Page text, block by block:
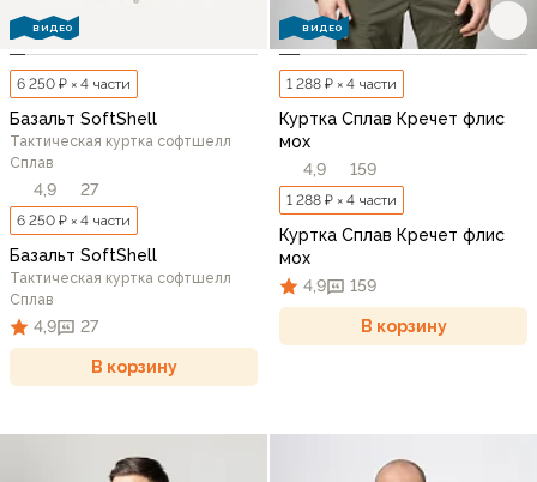
ВИДЕО
6 250 ₽ × 4 части
Базальт SoftShell
Тактическая куртка софтшелл
Сплав
4,9 27
6 250 ₽ × 4 части
Базальт SoftShell
Тактическая куртка софтшелл
Сплав
4,9 27
В корзину
ВИДЕО
1 288 ₽ × 4 части
Куртка Сплав Кречет флис
мох
4,9
159
1 288 ₽ × 4 части
Куртка Сплав Кречет флис
мох
4,9
159
В корзину